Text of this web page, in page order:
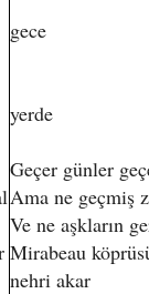
gece
yerde
Geçer günler
Ama ne geçmiş
Ve ne aşkların
Mirabeau
nehri akar